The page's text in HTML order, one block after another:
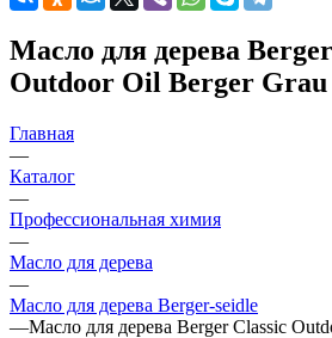
Масло для дерева
Outdoor Oil Berger Grau
Главная
—
Каталог
—
Профессиональная химия
—
Масло для дерева
—
Масло для дерева Berger-seidle
—Масло для дерева Berger Classic